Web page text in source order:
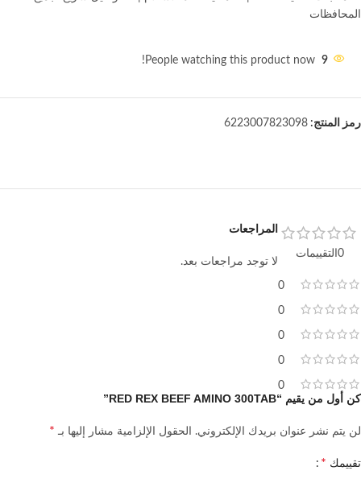
المحافظات
9
People watching this product now!
رمز المنتج: 6223007823098
0التقييمات
0
0
0
0
0
المراجعات
لا توجد مراجعات بعد.
كن أول من يقيم “RED REX BEEF AMINO 300TAB”
لن يتم نشر عنوان بريدك الإلكتروني. الحقول الإلزامية مشار إليها بـ *
تقييمك *